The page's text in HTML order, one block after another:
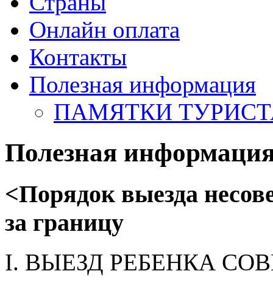
Онлайн оплата
Контакты
Полезная информация
ПАМЯТКИ
Полезная
<Порядок выезда
за границу
I. ВЫЕЗД РЕБЕНКА